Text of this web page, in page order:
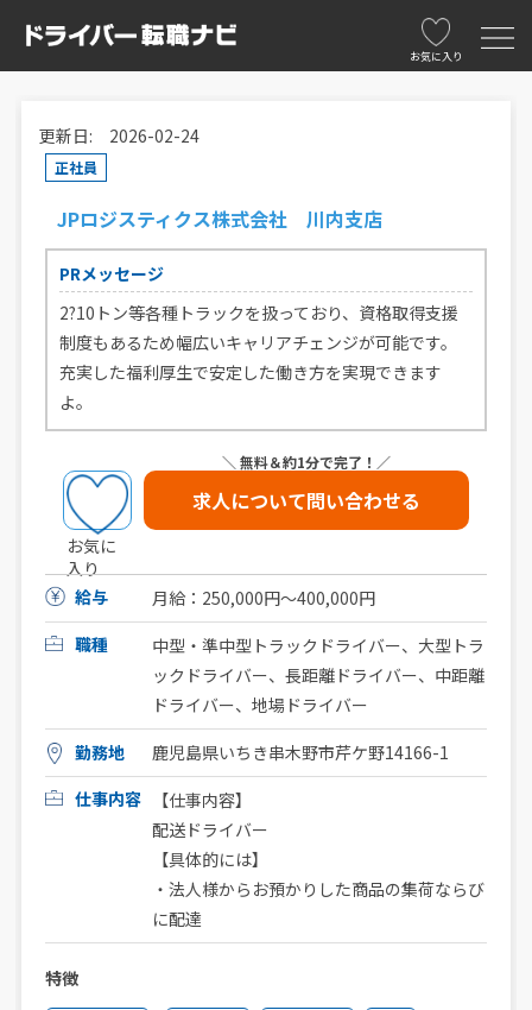
お気に入り
更新日: 2026-02-24
正社員
JPロジスティクス株式会社 川内支店
PRメッセージ
2?10トン等各種トラックを扱っており、資格取得支援
制度もあるため幅広いキャリアチェンジが可能です。
充実した福利厚生で安定した働き方を実現できます
よ。
お気に
入り
＼ 無料＆約1分で完了！／
求人について問い合わせる
給与
月給：250,000円〜400,000円
職種
中型・準中型トラックドライバー、大型トラ
ックドライバー、長距離ドライバー、中距離
ドライバー、地場ドライバー
勤務地
鹿児島県いちき串木野市芹ケ野14166-1
仕事内容
【仕事内容】
配送ドライバー
【具体的には】
・法人様からお預かりした商品の集荷ならび
に配達
特徴